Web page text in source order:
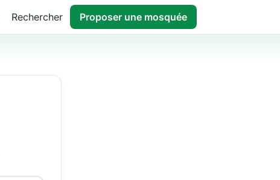
Rechercher Proposer une mosquée